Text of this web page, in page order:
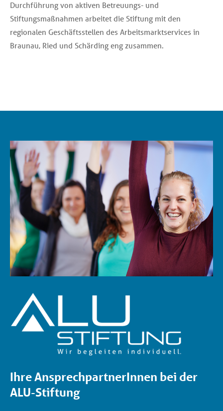
Durchführung von aktiven Betreuungs- und
Stiftungsmaßnahmen arbeitet die Stiftung mit den
regionalen Geschäftsstellen des Arbeitsmarktservices in
Braunau, Ried und Schärding eng zusammen.
Ihre AnsprechpartnerInnen bei der
ALU-Stiftung